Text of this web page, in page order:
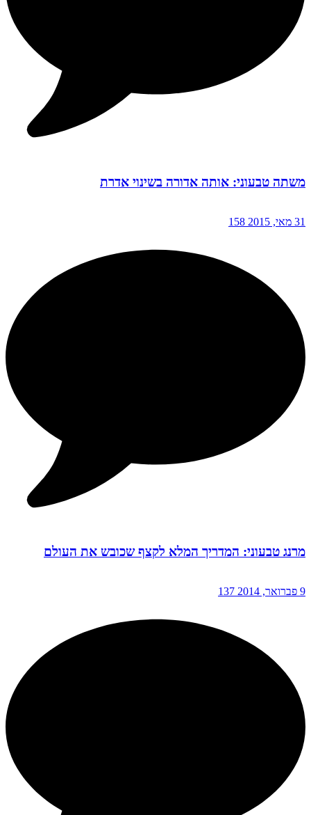
משתה טבעוני: אותה אדורה בשינוי אדרת
31 מאי, 2015 158
מרנג טבעוני: המדריך המלא לקצף שכובש את העולם
9 פברואר, 2014 137